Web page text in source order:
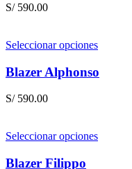
S/590.00
Seleccionar opciones
Blazer Alphonso
S/590.00
Seleccionar opciones
Blazer Filippo